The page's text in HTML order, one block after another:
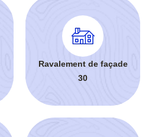
Ravalement de façade
30